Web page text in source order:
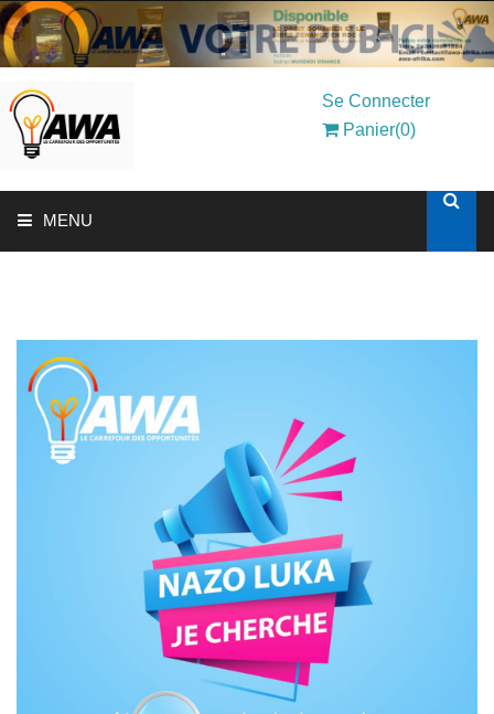
Se Connecter
Panier(0)
MENU
SOLUTIONS AUX ENTREPRISES
MON COMPTE
AWASHOP
VEILLE JURIDIQUE ET FISCALE
LES ANALYSES